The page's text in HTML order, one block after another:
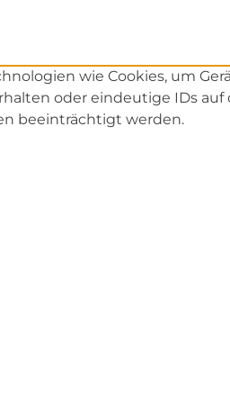
wie Cookies, um
oder eindeutige IDs
beeinträchtigt werden.